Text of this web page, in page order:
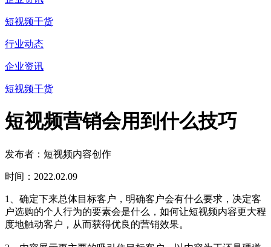
短视频干货
行业动态
企业资讯
短视频干货
短视频营销会用到什么技巧
发布者：短视频内容创作
时间：2022.02.09
1、确定下来总体目标客户，明确客户会有什么要求，决定客
户选购的个人行为的要素会是什么，如何让短视频内容更大程
度地触动客户，从而获得优良的营销效果。